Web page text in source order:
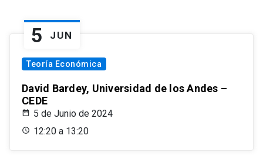
5 JUN
Teoría Económica
David Bardey, Universidad de los Andes –
CEDE
5 de Junio de 2024
12:20 a 13:20